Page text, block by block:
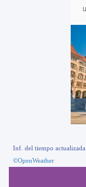
Inf. del tiempo
©OpenWeather